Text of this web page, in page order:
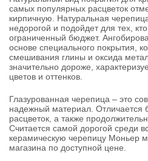
самых популярных расцветок
кирпичную. Натуральная
недорогой и подойдет для тех,
ограниченный бюджет.
основе специального покрытия,
смешивания глины и оксида
значительно дороже,
цветов и оттенков.
Глазурованная черепица – это
надежный материал. Отличается
расцветок, а также
Считается самой дорогой среди
керамическую черепицу Моньер
магазина по доступной цене.